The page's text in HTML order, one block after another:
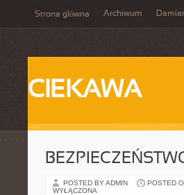
Strona główna Archiwum
CIEKAWA
POSTED BY ADMIN POSTED
WYŁĄCZONA